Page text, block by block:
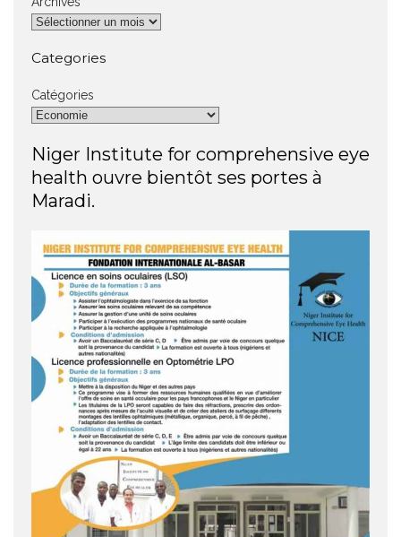
Categories
Catégories
Niger Institute for comprehensive eye
health ouvre bientôt ses portes à
Maradi.